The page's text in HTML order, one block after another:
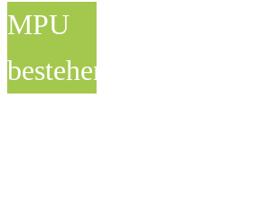
MPU
bestehen